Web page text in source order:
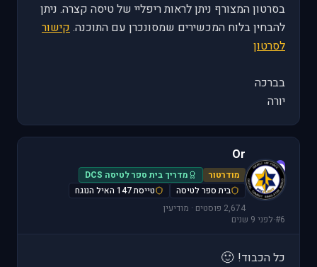
בסרטון המצורף ניתן לראות ריפליי של טיסה קצרה. ניתן
להבחין בלוח המכשירים שמסונכרן עם התוכנה.קישור
לסרטון
בברכה
יורה
O
Or
מודרטור
מדריך בית ספר לטיסה DCS
בית ספר לטיסה
טייסת 147 האיל הנוגח
2,674 פוסטים · מודיעין
#6
·לפני 9 שנים
כל הכבוד! 🙂